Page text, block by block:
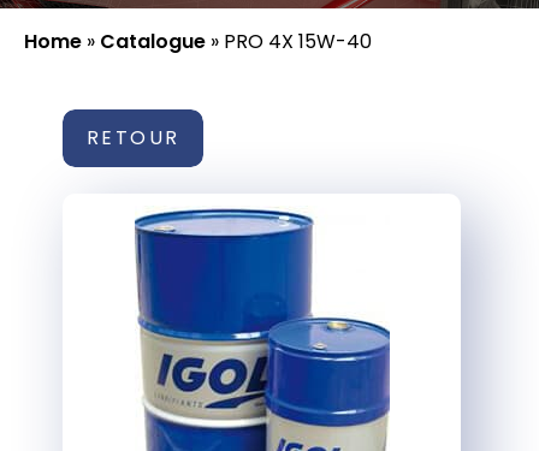
Home » Catalogue » PRO 4X 15W-40
RETOUR